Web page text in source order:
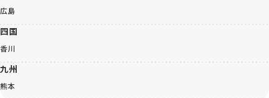
広島
四国
香川
九州
熊本